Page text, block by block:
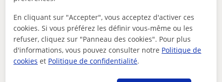
Il semblerait que votre recherche soit très précise.
Ajustez votre recherche pour voir plus de résultats ou
sauvegardez-la, et nous vous préviendrons dès que de
nouveaux professeurs seront disponibles.
Supprimer les filtres
Sauvegarder recherche
En cliquant sur "Accepter", vous acceptez d'activer ces
cookies. Si vous préférez les définir vous-même ou les
refuser, cliquez sur "Panneau des cookies". Pour plus
d'informations, vous pouvez consulter notre Politique de
cookies et Politique de confidentialité.